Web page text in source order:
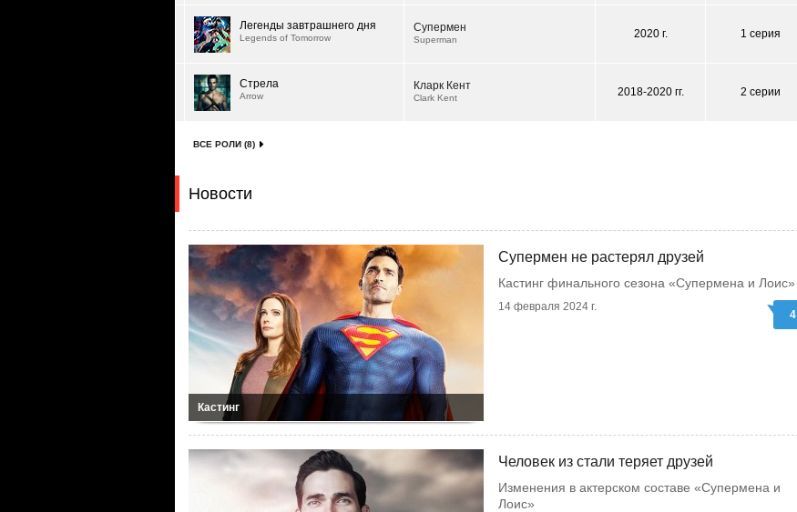
Легенды завтрашнего дня
Legends of Tomorrow
Супермен
Superman 2020 г. 1 серия
Стрела
Arrow
Кларк Кент
Clark Kent 2018-2020 гг. 2 серии
ВСЕ РОЛИ (8)
Новости
Кастинг
Супермен не растерял друзей
Кастинг финального сезона «Супермена и Лоис»
14 февраля 2024 г.
4
Человек из стали теряет друзей
Изменения в актерском составе «Супермена и
Лоис»